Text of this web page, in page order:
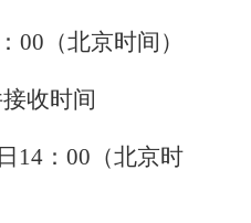
00（北京时间）
收时间
14：00（北京时